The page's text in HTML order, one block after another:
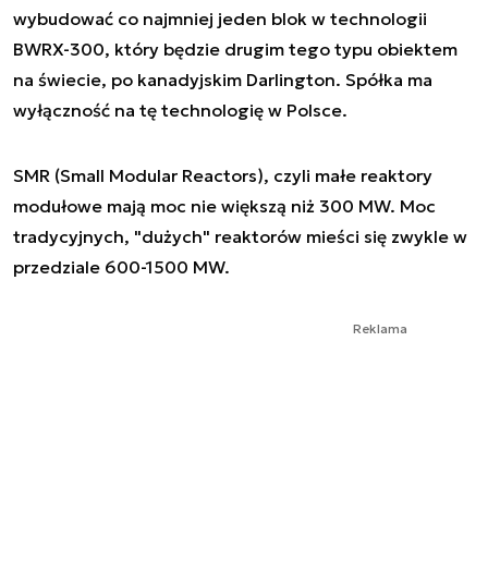
wybudować co najmniej jeden blok w technologii
BWRX-300, który będzie drugim tego typu obiektem
na świecie, po kanadyjskim Darlington. Spółka ma
wyłączność na tę technologię w Polsce.
SMR (Small Modular Reactors), czyli małe reaktory
modułowe mają moc nie większą niż 300 MW. Moc
tradycyjnych, "dużych" reaktorów mieści się zwykle w
przedziale 600-1500 MW.
Reklama